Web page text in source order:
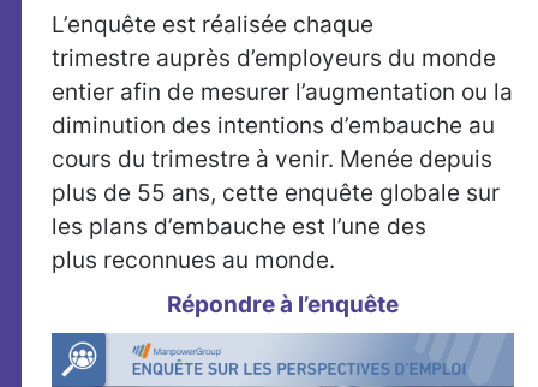
L’enquête est réalisée chaque
trimestre auprès d’employeurs du monde
entier afin de mesurer l’augmentation ou la
diminution des intentions d’embauche au
cours du trimestre à venir. Menée depuis
plus de 55 ans, cette enquête globale sur
les plans d’embauche est l’une des
plus reconnues au monde.
Répondre à l’enquête